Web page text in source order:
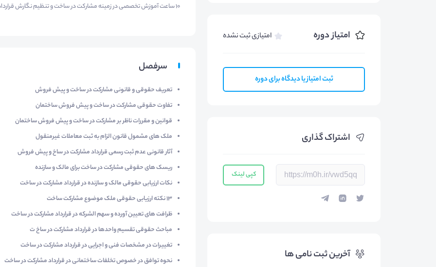
امتیاز دوره امتیازی ثبت نشده
ثبت امتیاز یا دیدگاه برای دوره
اشتراک گذاری
کپی لینک
آخرین ثبت نامی ها
10 ساعت آموزش تخصصی در زمینه مشارکت در ساخت و تنظیم نگارش قرارداد مشارکت در ساخت (5 بخش)
سرفصل
تعریف حقوقی و قانونی مشارکت در ساخت و پیش فروش
تفاوت حقوقی مشارکت در ساخت و پیش فروش ساختمان
قوانین و مقررات ناظر بر مشارکت در ساخت و پیش فروش ساختمان
ملک های مشمول قانون الزام به ثبت معاملات غیرمنقول
آثار قانونی عدم ثبت رسمی قرارداد مشارکت در ساخ و پیش فروش
ریسک های حقوقی مشارکت در ساخت برای مالک و سازنده
نکات ارزیابی حقوقی مالک و سازنده در قرارداد مشارکت در ساخت
۱۳ نکته ارزیابی حقوقی ملک موضوع مشارکت ساخت
ظرافت های تعیین آورده و سهم الشرکه در قرارداد مشارکت در ساخت
مباحث حقوقی تقسیم واحدها در قرارداد مشارکت در ساخ ت
تغییرات در مشخصات فنی و اجرایی در قرارداد مشارکت در ساخت
نحوه توافق در خصوص تخلفات ساختمانی در قرارداد مشارکت در ساخت